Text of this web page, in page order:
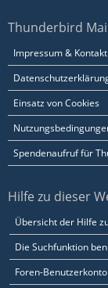
Thunderbird
Impressum & Kontakt
Einsatz von Cookies
Spendenaufruf für
Hilfe zu dieser
Übersicht der Hilfe
Die Suchfunktion
Foren-